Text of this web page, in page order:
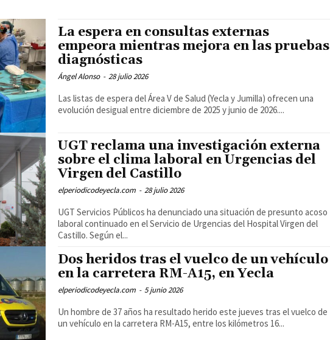
La espera en consultas externas
empeora mientras mejora en las pruebas
diagnósticas
Ángel Alonso - 28 julio 2026
Las listas de espera del Área V de Salud (Yecla y Jumilla) ofrecen una
evolución desigual entre diciembre de 2025 y junio de 2026....
UGT reclama una investigación externa
sobre el clima laboral en Urgencias del
Virgen del Castillo
elperiodicodeyecla.com - 28 julio 2026
UGT Servicios Públicos ha denunciado una situación de presunto acoso
laboral continuado en el Servicio de Urgencias del Hospital Virgen del
Castillo. Según el...
Dos heridos tras el vuelco de un vehículo
en la carretera RM-A15, en Yecla
elperiodicodeyecla.com - 5 junio 2026
Un hombre de 37 años ha resultado herido este jueves tras el vuelco de
un vehículo en la carretera RM-A15, entre los kilómetros 16...